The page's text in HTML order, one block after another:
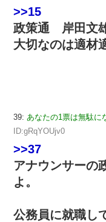
>>15
政策通 岸田文
大切なのは適材
39: あなたの1票は無駄に
ID:gRqYOUjv0
>>37
アナウンサーの
よ。
公務員に就職し